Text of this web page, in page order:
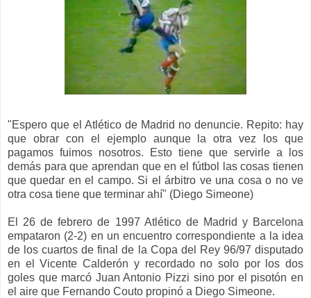
"Espero que el Atlético de Madrid no denuncie. Repito: hay
que obrar con el ejemplo aunque la otra vez los que
pagamos fuimos nosotros. Esto tiene que servirle a los
demás para que aprendan que en el fútbol las cosas tienen
que quedar en el campo. Si el árbitro ve una cosa o no ve
otra cosa tiene que terminar ahí" (Diego Simeone)
El 26 de febrero de 1997 Atlético de Madrid y Barcelona
empataron (2-2) en un encuentro correspondiente a la idea
de loscuartos de final de la Copa del Rey 96/97 disputado
en el Vicente Calderón y recordado no solo por los dos
goles que marcó Juan Antonio Pizzi sino por el pisotónen
el aire que Fernando Couto propinó a Diego Simeone.